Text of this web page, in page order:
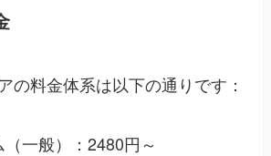
の料金体系は以下の通りです：
一般）：2480円～